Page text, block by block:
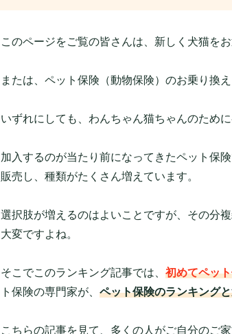
このページをご覧の皆さんは、新しく犬猫を
または、ペット保険（動物保険）のお乗り換
いずれにしても、わんちゃん猫ちゃんのため
加入するのが当たり前になってきたペット保
販売し、種類がたくさん増えています。
選択肢が増えるのはよいことですが、その分
大変ですよね。
そこでこのランキング記事では、 初めてペッ
ト保険の専門家が、 ペット保険のランキング
こちらの記事を見て、多くの人がご自分のご